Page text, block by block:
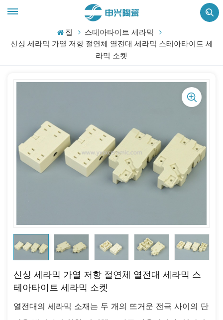
집
스테아타이트 세라믹
신싱 세라믹 가열 저항 절연체 열전대 세라믹 스테아타이트 세
라믹 소켓
신싱 세라믹 가열 저항 절연체 열전대 세라믹 스
테아타이트 세라믹 소켓
열전대의 세라믹 소재는 두 개의 뜨거운 전극 사이의 단